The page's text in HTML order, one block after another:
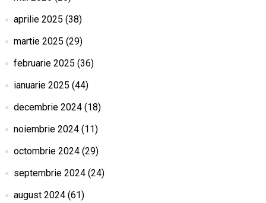
aprilie 2025 (38)
martie 2025 (29)
februarie 2025 (36)
ianuarie 2025 (44)
decembrie 2024(18)
noiembrie 2024(11)
octombrie 2024(29)
septembrie 2024(24)
august 2024(61)